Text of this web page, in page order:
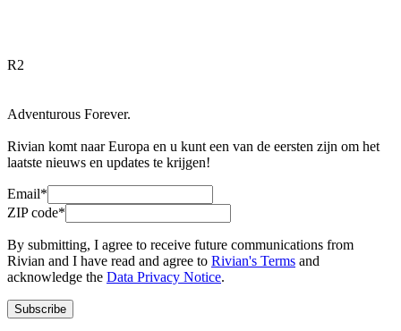
R2
Adventurous Forever.
Rivian komt naar Europa en u kunt een van de eersten zijn om het
laatste nieuws en updates te krijgen!
Email*
ZIP code*
By submitting, I agree to receive future communications from
Rivian and I have read and agree to Rivian's Terms and
acknowledge the Data Privacy Notice.
Subscribe